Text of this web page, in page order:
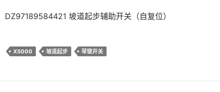
DZ97189584421 坡道起步辅助开关（自复位）
X5000 坡道起步 琴键开关